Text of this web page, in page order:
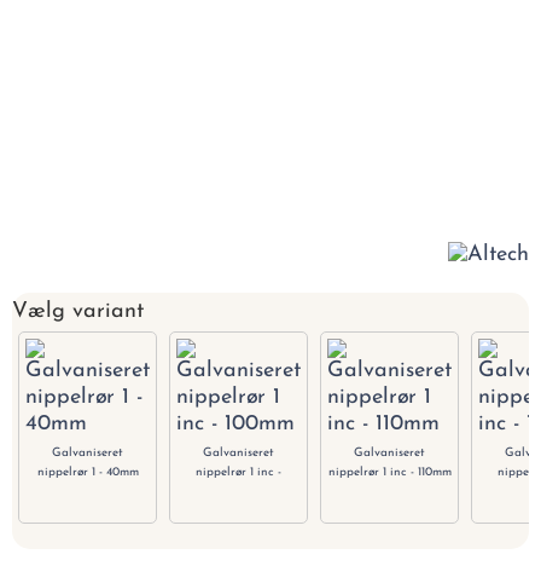
Vælg variant
Galvaniseret
nippelrør 1 - 40mm
Galvaniseret
nippelrør 1 inc -
Galvaniseret
nippelrør 1 inc - 110mm